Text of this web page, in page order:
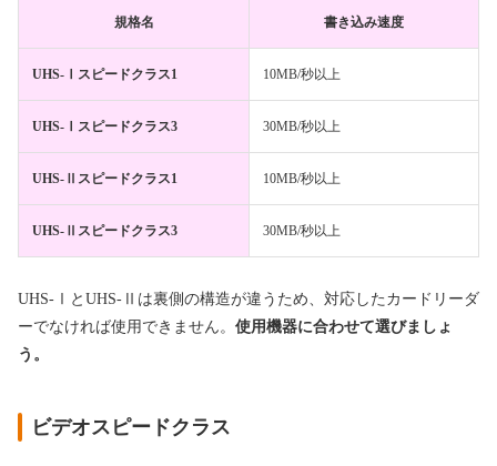
規格名 書き込み速度
UHS-Ⅰスピードクラス1 10MB/秒以上
UHS-Ⅰスピードクラス3 30MB/秒以上
UHS-Ⅱスピードクラス1 10MB/秒以上
UHS-Ⅱスピードクラス3 30MB/秒以上
UHS-ⅠとUHS-Ⅱは裏側の構造が違うため、対応したカードリーダ
ーでなければ使用できません。 使用機器に合わせて選びましょ
う。
ビデオスピードクラス